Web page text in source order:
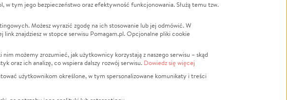
Leczenie
Zwierzęta
Pożar
Sport
Pomoc Finansowa
Pogrzeb
LGBTQ+
Powódź
Wichura
Religia
Edukacja
w tym jego bezpieczeństwo oraz efektywność funkcjonowania. Służą temu tzw.
Możesz wyrazić zgodę na ich stosowanie lub jej odmówić. W
znajdziesz w stopce serwisu Pomagam.pl. Opcjonalne pliki cookie
możemy zrozumieć, jak użytkownicy korzystają z naszego serwisu – skąd
oraz ich analizę, co wspiera dalszy rozwój serwisu. Dowiedz się więcej
użytkownikom określone, w tym spersonalizowane komunikaty i treści